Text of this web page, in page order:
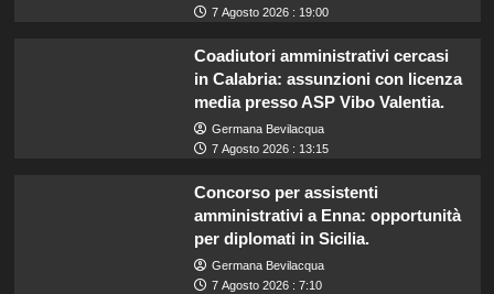
7 Agosto 2026 : 19:00
Coadiutori amministrativi cercasi
in Calabria: assunzioni con licenza
media presso ASP Vibo Valentia.
Germana Bevilacqua
7 Agosto 2026 : 13:15
Concorso per assistenti
amministrativi a Enna: opportunità
per diplomati in Sicilia.
Germana Bevilacqua
7 Agosto 2026 : 7:10